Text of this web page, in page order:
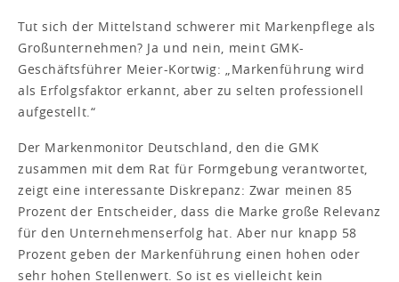
Tut sich der Mittelstand schwerer mit Markenpflege als
Großunternehmen? Ja und nein, meint GMK-
Geschäftsführer Meier-Kortwig: „Markenführung wird
als Erfolgsfaktor erkannt, aber zu selten professionell
aufgestellt.“
Der Markenmonitor Deutschland, den die GMK
zusammen mit dem Rat für Formgebung verantwortet,
zeigt eine interessante Diskrepanz: Zwar meinen 85
Prozent der Entscheider, dass die Marke große Relevanz
für den Unternehmenserfolg hat. Aber nur knapp 58
Prozent geben der Markenführung einen hohen oder
sehr hohen Stellenwert. So ist es vielleicht kein